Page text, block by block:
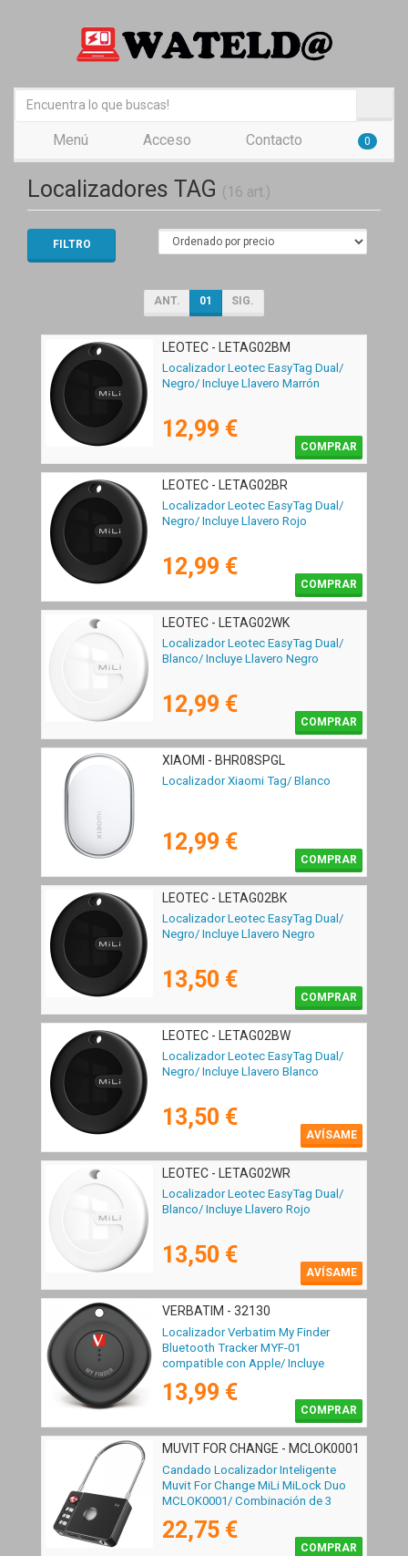
Menú Acceso Contacto 0
Localizadores TAG (16 art.)
FILTRO
ANT. 01 SIG.
LEOTEC - LETAG02BM
Localizador Leotec EasyTag Dual/
Negro/ Incluye Llavero Marrón
12,99 €
COMPRAR
LEOTEC - LETAG02BR
Localizador Leotec EasyTag Dual/
Negro/ Incluye Llavero Rojo
12,99 €
COMPRAR
LEOTEC - LETAG02WK
Localizador Leotec EasyTag Dual/
Blanco/ Incluye Llavero Negro
12,99 €
COMPRAR
XIAOMI - BHR08SPGL
Localizador Xiaomi Tag/ Blanco
12,99 €
COMPRAR
LEOTEC - LETAG02BK
Localizador Leotec EasyTag Dual/
Negro/ Incluye Llavero Negro
13,50 €
COMPRAR
LEOTEC - LETAG02BW
Localizador Leotec EasyTag Dual/
Negro/ Incluye Llavero Blanco
13,50 €
AVÍSAME
LEOTEC - LETAG02WR
Localizador Leotec EasyTag Dual/
Blanco/ Incluye Llavero Rojo
13,50 €
AVÍSAME
VERBATIM - 32130
Localizador Verbatim My Finder
Bluetooth Tracker MYF-01
compatible con Apple/ Incluye
13,99 €
COMPRAR
MUVIT FOR CHANGE - MCLOK0001
Candado Localizador Inteligente
Muvit For Change MiLi MiLock Duo
MCLOK0001/ Combinación de 3
22,75 €
COMPRAR